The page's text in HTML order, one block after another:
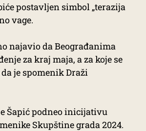
postavljen simbol „terazija
vage.
najavio da Beograđanima
za kraj maja, a za koje se
je spomenik Draži
Šapić podneo inicijativu
Skupštine grada 2024.